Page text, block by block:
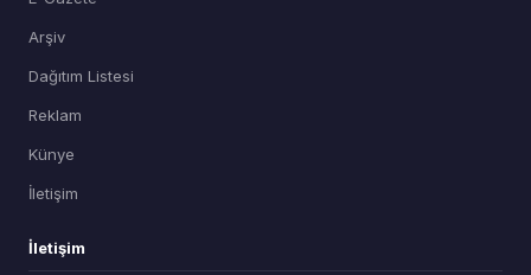
Arşiv
Dağıtım Listesi
Reklam
Künye
İletişim
İletişim